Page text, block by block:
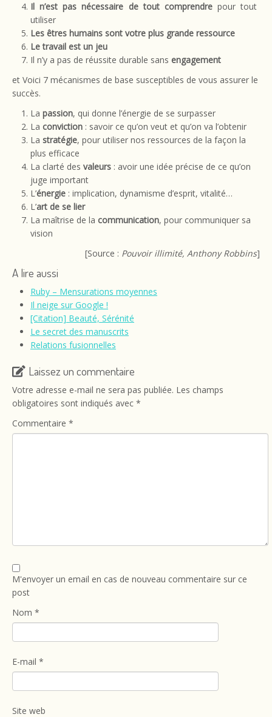
Il n’est pas nécessaire de tout comprendrepour tout
utiliser
Les êtres humains sont votre plus grande ressource
Le travail est un jeu
Il n’y a pas de réussite durable sans engagement
et Voici 7 mécanismes de base susceptibles de vous assurer le
succès.
La passion, qui donne l’énergie de se surpasser
La conviction : savoir ce qu’on veut et qu’on va l’obtenir
La stratégie, pour utiliser nos ressources de la façon la
plus efficace
La clarté des valeurs : avoir une idée précise de ce qu’on
juge important
L’énergie : implication, dynamisme d’esprit, vitalité…
L’art de se lier
La maîtrise de la communication, pour communiquer sa
vision
[Source : Pouvoir illimité, Anthony Robbins]
A lire aussi
Ruby – Mensurations moyennes
Il neige sur Google !
[Citation] Beauté, Sérénité
Le secret des manuscrits
Relations fusionnelles
Laissez un commentaire
Votre adresse e-mail ne sera pas publiée. Les champs
obligatoires sont indiqués avec *
Commentaire *
M'envoyer un email en cas de nouveau commentaire sur ce
post
Nom *
E-mail *
Site web